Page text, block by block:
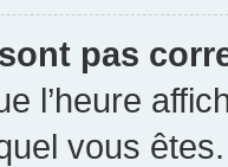
pas
l’heure
vous